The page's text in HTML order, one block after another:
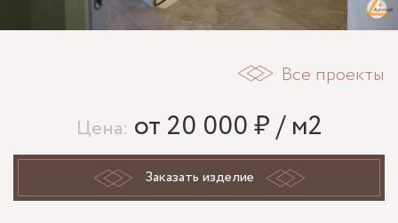
Все проекты
Цена: от 20 000 ₽ / м2
Заказать изделие